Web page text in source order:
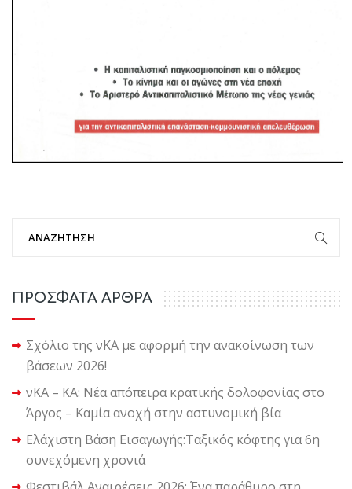
ΠΡΟΣΦΑΤΑ ΑΡΘΡΑ
Σχόλιο της νΚΑ με αφορμή την ανακοίνωση των
βάσεων 2026!
νΚΑ – ΚΑ: Νέα απόπειρα κρατικής δολοφονίας στο
Άργος – Καμία ανοχή στην αστυνομική βία
Ελάχιστη Βάση Εισαγωγής:Ταξικός κόφτης για 6η
συνεχόμενη χρονιά